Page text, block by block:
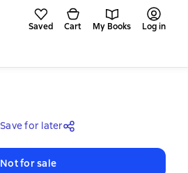
Saved Cart My Books Log in
Save for later
Not for sale